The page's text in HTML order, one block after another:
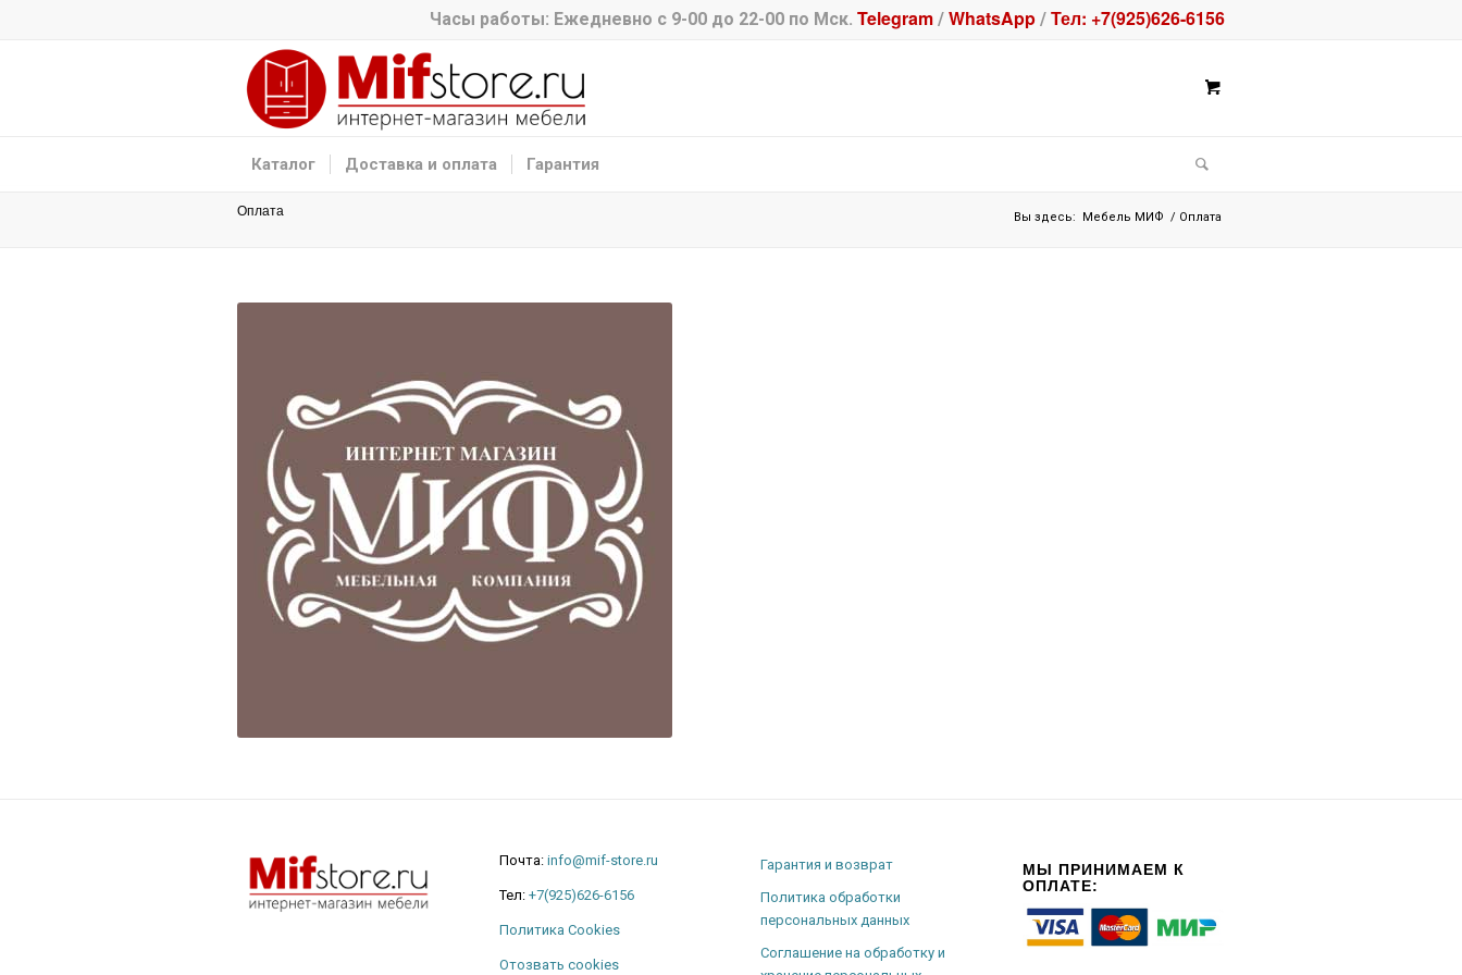
Часы работы: Ежедневно с 9-00 до 22-00 по Мск. Telegram / WhatsApp / Тел: +7(925)626-6156
Каталог Доставка и оплата Гарантия
Оплата Вы здесь: Мебель МИФ / Оплата
Почта: info@mif-store.ru
Тел: +7(925)626-6156
Политика Cookies
Отозвать cookies
Гарантия и возврат
Политика обработки
персональных данных
Соглашение на обработку и
МЫ ПРИНИМАЕМ К
ОПЛАТЕ: